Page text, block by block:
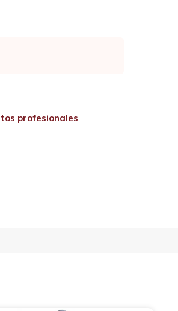
profesionales